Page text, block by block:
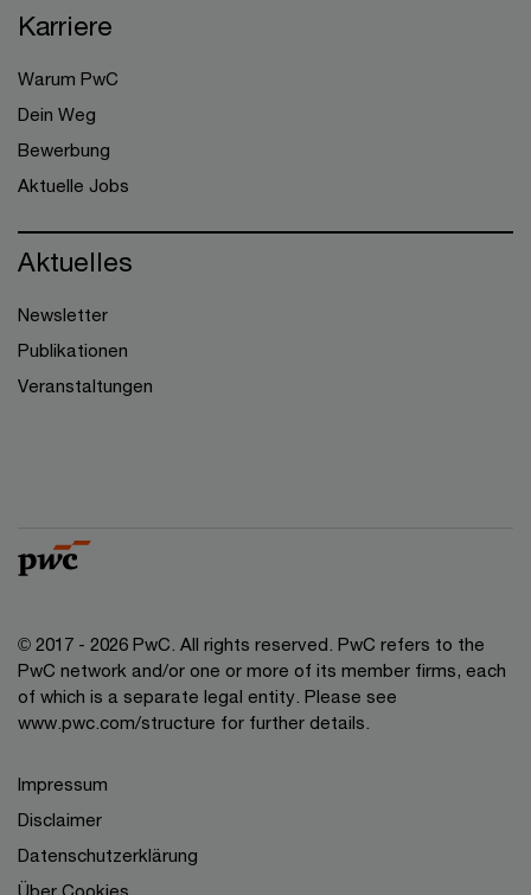
Karriere
Warum PwC
Dein Weg
Bewerbung
Aktuelle Jobs
Aktuelles
Newsletter
Publikationen
Veranstaltungen
© 2017 - 2026 PwC. All rights reserved. PwC refers to the
PwC network and/or one or more of its member firms, each
of which is a separate legal entity. Please see
www.pwc.com/structure for further details.
Impressum
Disclaimer
Datenschutzerklärung
Über Cookies